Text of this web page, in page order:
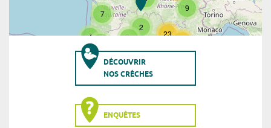
DÉCOUVRIR
NOS CRÈCHES
ENQUÊTES